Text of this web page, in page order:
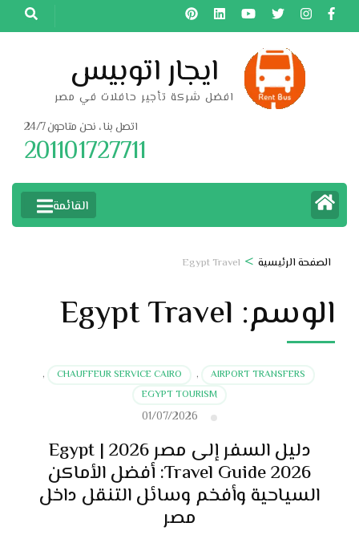
تخطى
إلى
ايجار اتوبيس
افضل شركة تأجير حافلات في مصر
اتصل بنا ، نحن متاحون 24/7
201101727711
القائمة
الصفحة الرئيسية >
Egypt Travel
الوسم: Egypt Travel
AIRPORT TRANSFERS
,
CHAUFFEUR SERVICE CAIRO
,
EGYPT TOURISM
01/07/2026
دليل السفر إلى مصر 2026 | Egypt
Travel Guide 2026: أفضل الأماكن
السياحية وأفخم وسائل التنقل داخل
مصر